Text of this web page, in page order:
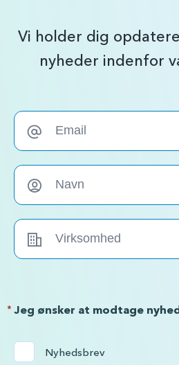
Vi holder dig
nyheder indenfor
Jeg ønsker at modtage
*
Nyhedsbrev